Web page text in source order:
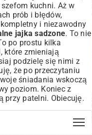
kuchni. Aż w
prób i błędów,
i niezawodny
jajka sadzone. To nie
po prostu kilka
które zmieniają
podzielę się nimi z
że po przeczytaniu
śniadania wskoczą
poziom. Koniec z
przy patelni. Obiecuję.